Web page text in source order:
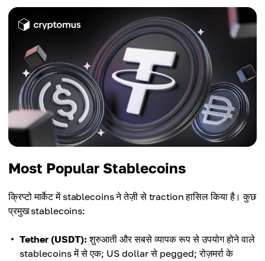
Most Popular Stablecoins
क्रिप्टो मार्केट में stablecoins ने तेज़ी से traction हासिल किया है। कुछ
प्रमुख stablecoins:
Tether (USDT): शुरुआती और सबसे व्यापक रूप से उपयोग होने वाले
stablecoins में से एक; US dollar से pegged; रोज़मर्रा के